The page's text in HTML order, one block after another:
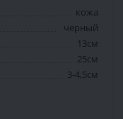
кожа
черный
13см
25см
3-4,5см